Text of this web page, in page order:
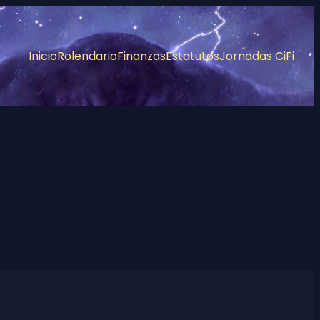
InicioRolendarioFinanzasEstatutosJornadas CiFi